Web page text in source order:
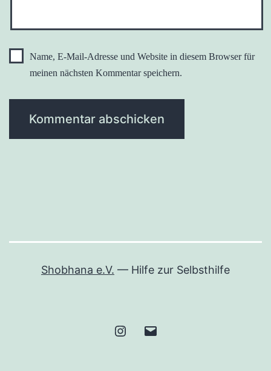
Name, E-Mail-Adresse und Website in diesem Browser für
meinen nächsten Kommentar speichern.
Shobhana e.V. — Hilfe zur Selbsthilfe
Instagram